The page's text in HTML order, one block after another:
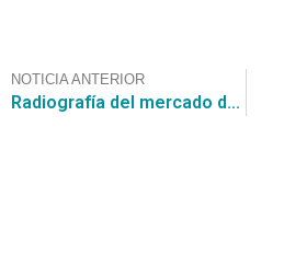
NOTICIA ANTERIOR
Radiografía del mercado de las IA generalistas: ChatGPT, ante el ascenso imparable de Gemini